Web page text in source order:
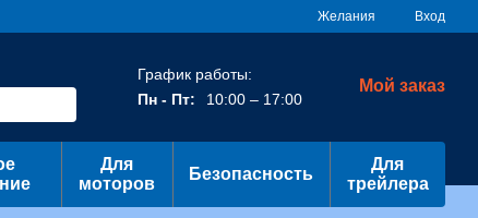
Желания Вход
График работы:
Пн - Пт:
10:00 – 17:00
Мой заказ
Для
моторов
Безопасность
Для
трейлера